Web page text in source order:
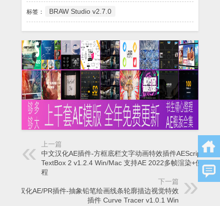
标签： BRAW Studio v2.7.0
上一篇
中文汉化AE插件-方框底栏文字动画特效插件AEScripts
TextBox 2 v1.2.4 Win/Mac 支持AE 2022多帧渲染+使用教
程
下一篇
中文汉化AE/PR插件-抽象铅笔绘画线条轮廓描边视觉特效
插件 Curve Tracer v1.0.1 Win